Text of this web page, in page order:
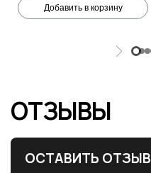
Добавить в корзину
ОТЗЫВЫ
ОСТАВИТЬ ОТЗЫВ